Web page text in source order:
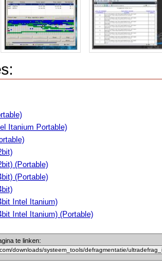
Itanium Portable)
(Portable)
(Portable)
Intel Itanium)
Intel Itanium) (Portable)
te linken: